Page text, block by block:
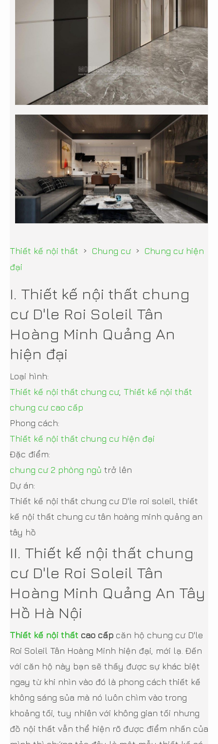
Thiết kế nội thất › Chung cư › Chung cư hiện
đại
I. Thiết kế nội thất chung
cư D'le Roi Soleil Tân
Hoàng Minh Quảng An
hiện đại
Loại hình:
Thiết kế nội thất chung cư Thiết kế nội thất
chung cư cao cấp
Phong cách:
Thiết kế nội thất chung cư hiện đại
Đặc điểm:
chung cư 2 phòng ngủ trở lên
Dự án:
Thiết kế nội thất chung cư D'le roi soleil, thiết
kế nội thất chung cư tân hoàng minh quảng an
tây hồ
II. Thiết kế nội thất chung
cư D'le Roi Soleil Tân
Hoàng Minh Quảng An Tây
Hồ Hà Nội
Thiết kế nội thất cao cấp căn hộ chung cư D'le
Roi Soleil Tân Hoàng Minh hiện đại, mới lạ. Đến
với căn hộ này bạn sẽ thấy được sự khác biệt
ngay từ khi nhìn vào đó là phong cách thiết kế
không sáng sủa mà nó luôn chìm vào trong
khoảng tối, tuy nhiên với không gian tối nhưng
đồ nội thất vẫn thể hiện rõ được điểm nhấn của